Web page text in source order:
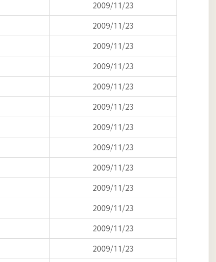
2009/11/23
2009/11/23
2009/11/23
2009/11/23
2009/11/23
2009/11/23
2009/11/23
2009/11/23
2009/11/23
2009/11/23
2009/11/23
2009/11/23
2009/11/23